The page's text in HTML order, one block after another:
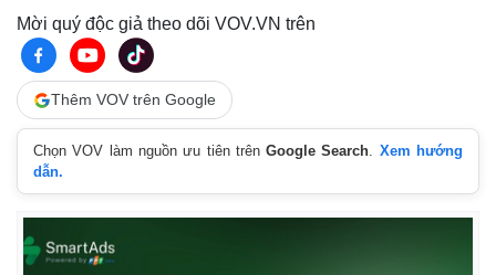
Mời quý độc giả theo dõi VOV.VN trên
Thêm VOV trên Google
Chọn VOV làm nguồn ưu tiên trênGoogle Search. Xem hướng
dẫn.